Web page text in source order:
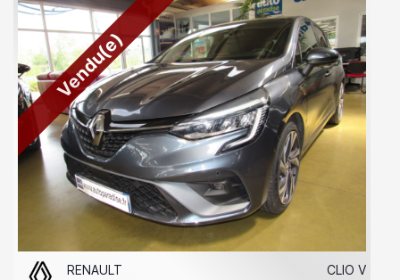
Vendu(e)
RENAULT CLIO V